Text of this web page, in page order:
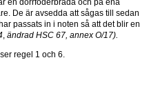
en dörrfoderbräda och på ena
De är avsedda att sågas till sedan
passats in i noten så att det blir en
, ändrad HSC 67, annex O/17).
regel 1 och 6.